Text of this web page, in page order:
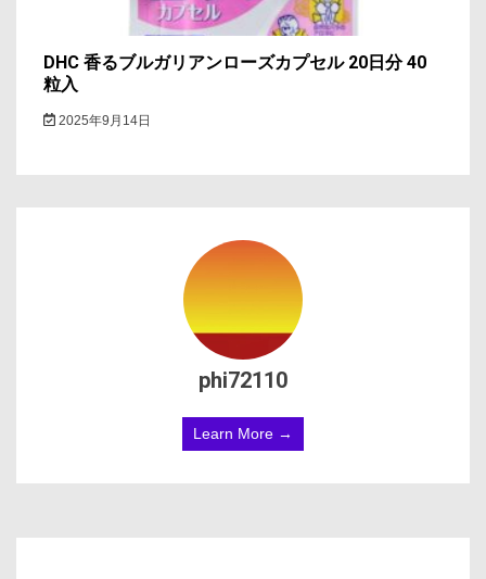
DHC 香るブルガリアンローズカプセル 20日分 40
粒入
2025年9月14日
phi72110
Learn More →